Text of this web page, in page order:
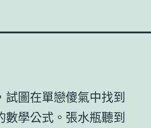
試圖在單戀傻氣中找到
數學公式。張水瓶聽到